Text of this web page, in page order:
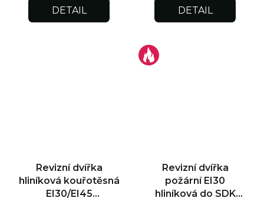
DETAIL DETAIL
Revizní dvířka
hliníková kouřotěsná
EI30/EI45
Revizní dvířka
požární EI30
hliníková do SDK